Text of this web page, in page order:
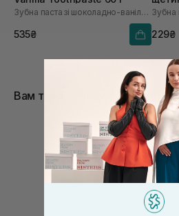
Зубна паста зі шоколадно-ванільним смаком
535₴
Зубна
229₴
Вам також сподобається